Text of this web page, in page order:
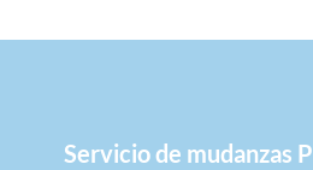
Servicio de mudanzas